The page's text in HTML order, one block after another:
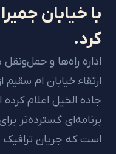
با خیابان
کرد.
ارتقاء خیابان ام سقیم از
جاده الخیل اعلام کرده
برنامه‌ای گسترده‌تر